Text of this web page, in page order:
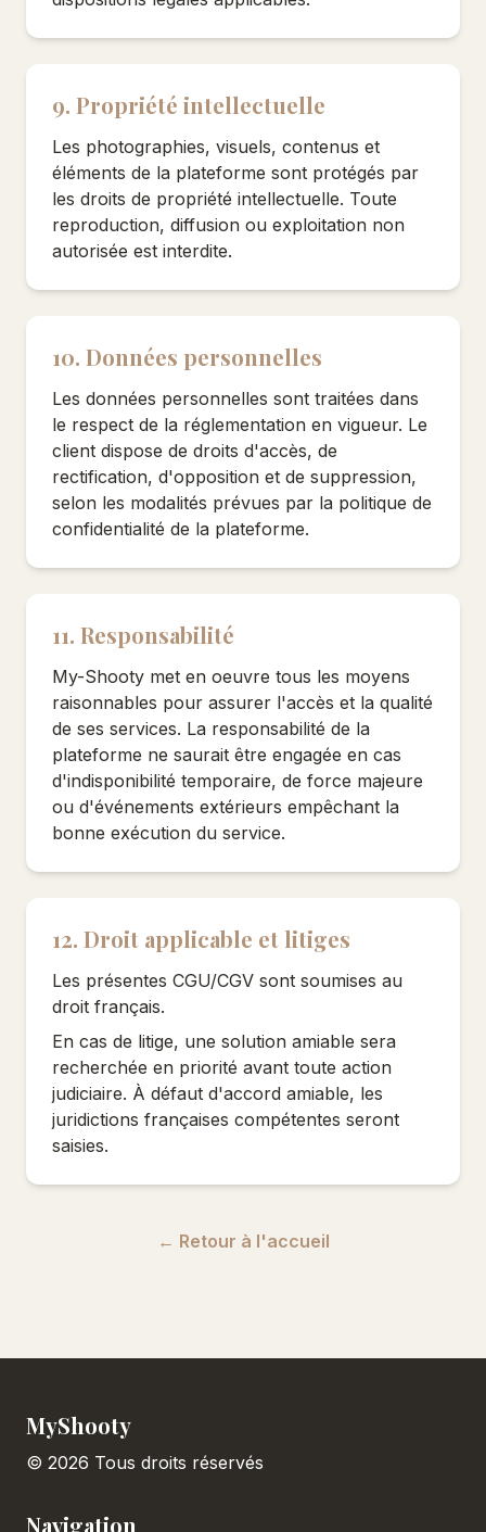
9. Propriété intellectuelle
Les photographies, visuels, contenus et
éléments de la plateforme sont protégés par
les droits de propriété intellectuelle. Toute
reproduction, diffusion ou exploitation non
autorisée est interdite.
10. Données personnelles
Les données personnelles sont traitées dans
le respect de la réglementation en vigueur. Le
client dispose de droits d'accès, de
rectification, d'opposition et de suppression,
selon les modalités prévues par la politique de
confidentialité de la plateforme.
11. Responsabilité
My-Shooty met en oeuvre tous les moyens
raisonnables pour assurer l'accès et la qualité
de ses services. La responsabilité de la
plateforme ne saurait être engagée en cas
d'indisponibilité temporaire, de force majeure
ou d'événements extérieurs empêchant la
bonne exécution du service.
12. Droit applicable et litiges
Les présentes CGU/CGV sont soumises au
droit français.
En cas de litige, une solution amiable sera
recherchée en priorité avant toute action
judiciaire. À défaut d'accord amiable, les
juridictions françaises compétentes seront
saisies.
← Retour à l'accueil
MyShooty
© 2026 Tous droits réservés
Navigation